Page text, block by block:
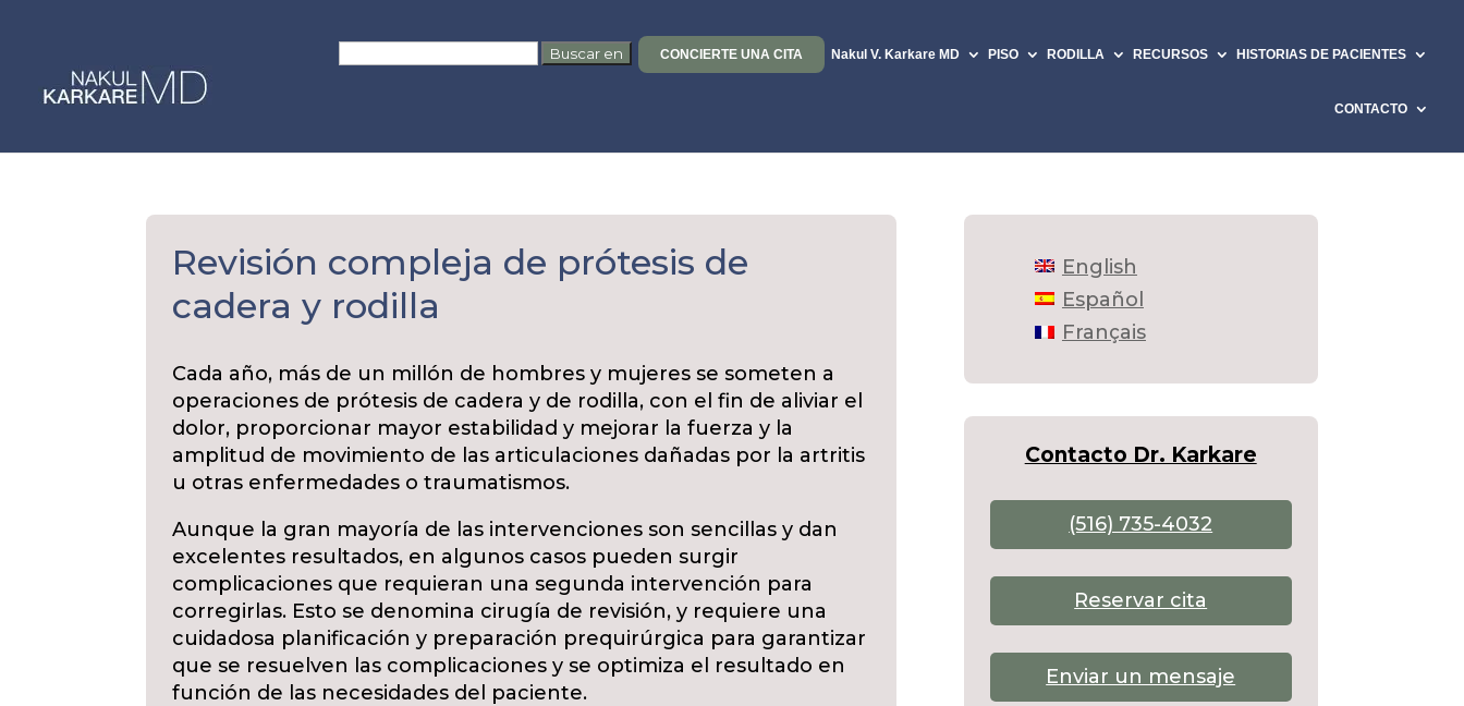
for:
CONCIERTE UNA CITA Nakul V. Karkare MD PISO RODILLA RECURSOS HISTORIAS DE PACIENTES
CONTACTO
Revisión compleja de prótesis de
cadera y rodilla
Cada año, más de un millón de hombres y mujeres se someten a
operaciones de prótesis de cadera y de rodilla, con el fin de aliviar el
dolor, proporcionar mayor estabilidad y mejorar la fuerza y la
amplitud de movimiento de las articulaciones dañadas por la artritis
u otras enfermedades o traumatismos.
Aunque la gran mayoría de las intervenciones son sencillas y dan
excelentes resultados, en algunos casos pueden surgir
complicaciones que requieran una segunda intervención para
corregirlas. Esto se denomina cirugía de revisión, y requiere una
cuidadosa planificación y preparación prequirúrgica para garantizar
que se resuelven las complicaciones y se optimiza el resultado en
función de las necesidades del paciente.
English
Español
Français
Contacto Dr. Karkare
(516) 735-4032
Reservar cita
Enviar un mensaje